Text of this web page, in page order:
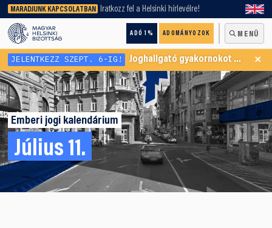
MARADJUNK KAPCSOLATBAN Iratkozz fel a Helsinki hírlevélre!
ADÓ 1% ADOMÁNYOZOK MENÜ
keresőnket!
JELENTKEZZ SZEPT. 6-IG! Joghallgató gyakornokot keresünk Menekültügyi Programunkba ×
Emberi jogi kalendárium
Július 11.